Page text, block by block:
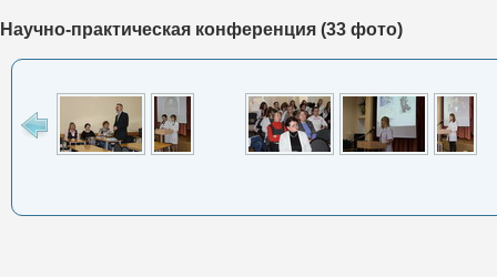
Научно-практическая конференция (33 фото)